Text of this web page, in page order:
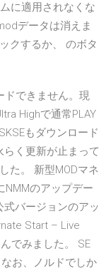
に適用されなくな
データは消えま
クするか、 のボタ
ドできません。現
Highで通常PLAY
もダウンロード
く更新が止まって
た。 新型MODマネ
NMMのアップデー
式バージョンのアッ
Start – Live
でみました。 SE
お、ノルドでしか